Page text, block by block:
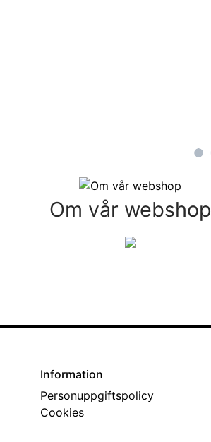
Om vår webshop
Information
Personuppgiftspolicy
Cookies